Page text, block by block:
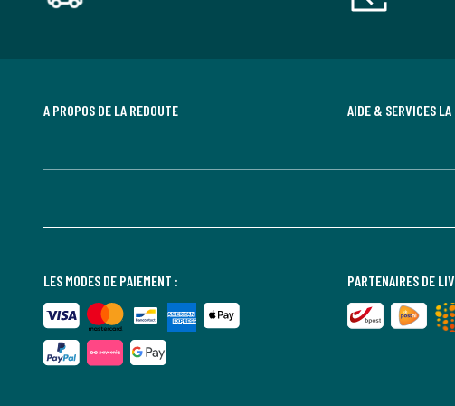
A PROPOS DE LA REDOUTE AIDE & SERVICES LA
LES MODES DE PAIEMENT : PARTENAIRES DE